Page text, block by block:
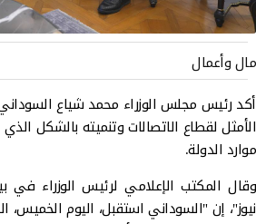
مال وأعمال
أكد رئيس مجلس الوزراء محمد شياع
الأمثل لقطاع الاتصالات وتنميته بالشكل
موارد الدولة.
وقال المكتب الإعلامي لرئيس الوزراء في
نيوز"، إن "السوداني استقبل، اليوم الخميس،